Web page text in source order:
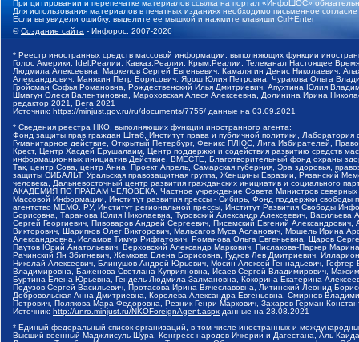
При цитировании и перепечатке материалов ссылка на портал «ИнфоШОС»
Для использования материалов в печатных изданиях необходимо письменное
Если вы увидели ошибку, выделите ее мышкой и нажмите клавиши Ctrl+Enter
©Создание сайта - Инфорос, 2007-2026
* Реестр иностранных средств массовой информации, выполняющих функции
Голос Америки, Idel.Реалии, Кавказ.Реалии, Крым.Реалии, Телеканал Настоящее
Людмила Алексеевна, Маркелов Сергей Евгеньевич, Камалягин Денис Николаевич,
Александрович, Маняхин Петр Борисович, Ярош Юлия Петровна, Чуракова Ольга
Гройсман Софья Романовна, Рождественский Илья Дмитриевич, Апухтина Юлия
Шмагун Олеся Валентиновна, Мароховская Алеся Алексеевна, Долинина Ирина
редактор 2021, Вега 2021
Источник: https://minjust.gov.ru/ru/documents/7755/ данные на 03.09.2021
* Сведения реестра НКО, выполняющих функции иностранного агента:
Фонд защиты прав граждан Штаб, Институт права и публичной политики,
Гуманитарное действие, Открытый Петербург, Феникс ПЛЮС, Лига Избирателей,
Крест, Центр Хасдей Ерушалаим, Центр поддержки и содействия развитию средств
информационных инициатив Действие, ВМЕСТЕ, Благотворительный фонд охраны
Так, центр Сова, центр Анна, Проект Апрель, Самарская губерния, Эра здоровья,
защиты СИБАЛЬТ, Уральская правозащитная группа, Женщины Евразии, Рязанский
человека, Дальневосточный центр развития гражданских инициатив и социального
АКАДЕМИЯ ПО ПРАВАМ ЧЕЛОВЕКА, Частное учреждение Совета Министров северных
Массовой Информации, Институт развития прессы - Сибирь, Фонд поддержки
агентство МЕМО. РУ, Институт региональной прессы, Институт Развития Свободы
Борисовна, Таранова Юлия Николаевна, Туровский Александр Алексеевич,
Сергей Георгиевич, Пивоваров Андрей Сергеевич, Писемский Евгений
Викторович, Шарипков Олег Викторович, Мальсагов Муса Асланович, Мошель Ирина
Александровна, Исламов Тимур Рифгатович, Романова Ольга Евгеньевна, Щаров
Паутов Юрий Анатольевич, Верховский Александр Маркович, Пислакова-Паркер
Рачинский Ян Збигневич, Жемкова Елена Борисовна, Гудков Лев Дмитриевич,
Николай Алексеевич, Блинушов Андрей Юрьевич, Мосин Алексей Геннадьевич,
Владимировна, Баженова Светлана Куприяновна, Исаев Сергей Владимирович,
Буртина Елена Юрьевна, Гендель Людмила Залмановна, Кокорина Екатерина
Подузов Сергей Васильевич, Протасова Ирина Вячеславовна, Литинский Леонид
Добровольская Анна Дмитриевна, Королева Александра Евгеньевна, Смирнов
Петрович, Полякова Мара Федоровна, Резник Генри Маркович, Захаров Герман
Источник: http://unro.minjust.ru/NKOForeignAgent.aspx данные на 28.08.2021
* Единый федеральный список организаций, в том числе иностранных и
Высший военный Маджлисуль Шура, Конгресс народов Ичкерии и Дагестана, Аль-